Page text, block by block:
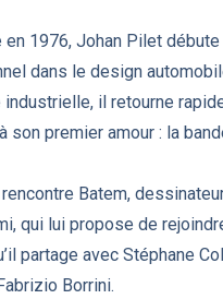
en 1976, Johan Pilet
dans le design
il retourne
son premier amour : la
Batem,
qui lui propose de
partage avec Stéphane
Borrini.